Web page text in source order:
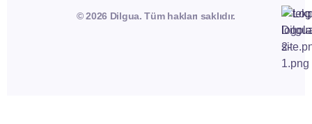
© 2026 Dilgua. Tüm hakları saklıdır.